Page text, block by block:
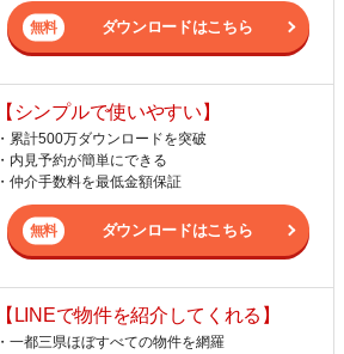
ダウンロードはこちら
【シンプルで使いやすい】
・累計500万ダウンロードを突破
・内見予約が簡単にできる
・仲介手数料を最低金額保証
ダウンロードはこちら
【LINEで物件を紹介してくれる】
・一都三県ほぼすべての物件を網羅